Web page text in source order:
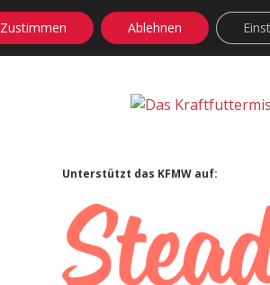
facebook
instagram
rss
Sidebar
Unterstützt das KFMW auf:
Zustimmen Ablehnen